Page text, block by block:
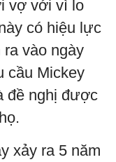
vợ với vì lo
có hiệu lực
ra vào ngày
cầu Mickey
đề nghị được
xảy ra 5 năm